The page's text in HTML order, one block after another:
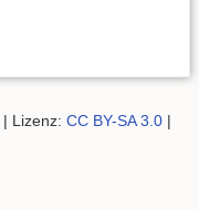
| Lizenz: CC BY-SA 3.0 |